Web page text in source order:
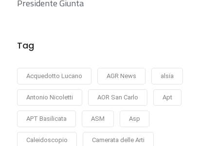
Presidente Giunta
Tag
Acquedotto Lucano AGR News alsia
Antonio Nicoletti AOR San Carlo Apt
APT Basilicata ASM Asp
Caleidoscopio Camerata delle Arti